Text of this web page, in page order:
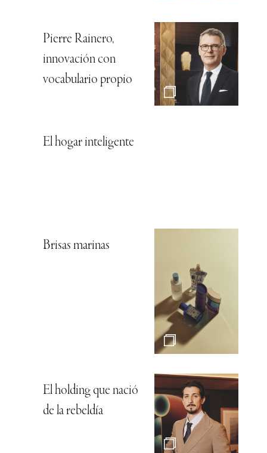
Pierre Rainero,
innovación con
vocabulario propio
El hogar inteligente
Brisas marinas
El holding que nació
de la rebeldía